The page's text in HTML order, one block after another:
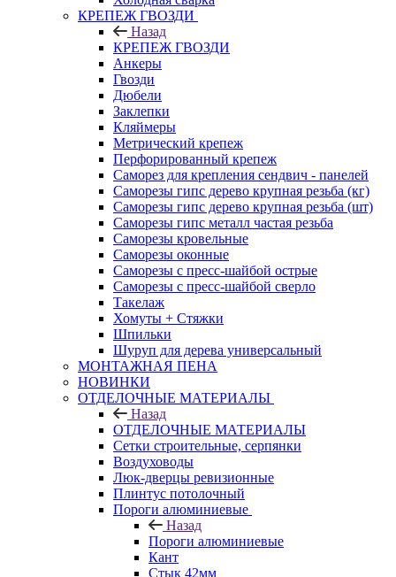
КРЕПЕЖ ГВОЗДИ
Назад
КРЕПЕЖ ГВОЗДИ
Анкеры
Гвозди
Дюбели
Заклепки
Кляймеры
Метрический крепеж
Перфорированный крепеж
Саморез для крепления сендвич - панелей
Саморезы гипс дерево крупная резьба (кг)
Саморезы гипс дерево крупная резьба (шт)
Саморезы гипс металл частая резьба
Саморезы кровельные
Саморезы оконные
Саморезы с пресс-шайбой острые
Саморезы с пресс-шайбой сверло
Такелаж
Хомуты + Стяжки
Шпильки
Шуруп для дерева универсальный
МОНТАЖНАЯ ПЕНА
НОВИНКИ
ОТДЕЛОЧНЫЕ МАТЕРИАЛЫ
Назад
ОТДЕЛОЧНЫЕ МАТЕРИАЛЫ
Сетки строительные, серпянки
Воздуховоды
Люк-дверцы ревизионные
Плинтус потолочный
Пороги алюминиевые
Назад
Пороги алюминиевые
Кант
Стык 42мм